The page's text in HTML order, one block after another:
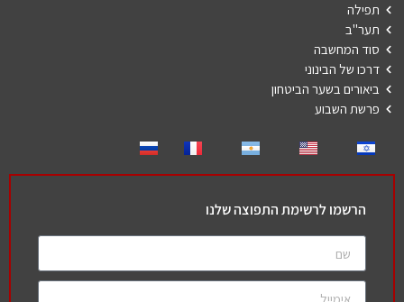
תפילה
תער"ב
סוד המחשבה
דרכו של הבינוני
ביאורים בשער הביטחון
פרשת השבוע
הרשמו לרשימת התפוצה שלנו